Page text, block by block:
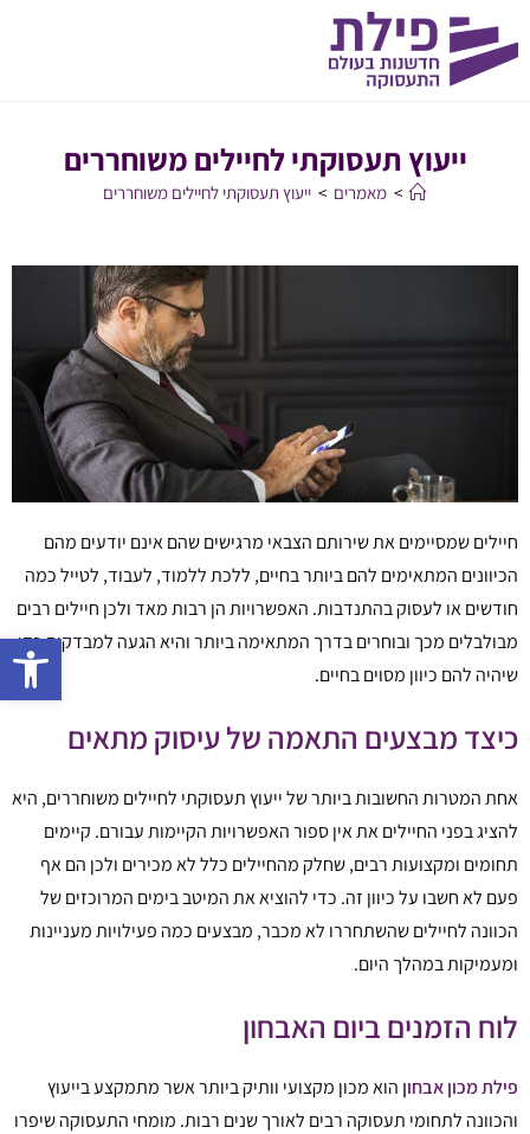
ייעוץ תעסוקתי לחיילים משוחררים
> מאמרים > ייעוץ תעסוקתי לחיילים משוחררים
חיילים שמסיימים את שירותם הצבאי מרגישים שהם אינם יודעים מהם
הכיוונים המתאימים להם ביותר בחיים, ללכת ללמוד, לעבוד, לטייל כמה
חודשים או לעסוק בהתנדבות. האפשרויות הן רבות מאד ולכן חיילים רבים
מבולבלים מכך ובוחרים בדרך המתאימה ביותר והיא הגעה למבדקים כדי
שיהיה להם כיוון מסוים בחיים.
כיצד מבצעים התאמה של עיסוק מתאים
אחת המטרות החשובות ביותר של ייעוץ תעסוקתי לחיילים משוחררים, היא
להציג בפני החיילים את אין ספור האפשרויות הקיימות עבורם. קיימים
תחומים ומקצועות רבים, שחלק מהחיילים כלל לא מכירים ולכן הם אף
פעם לא חשבו על כיוון זה. כדי להוציא את המיטב בימים המרוכזים של
הכוונה לחיילים שהשתחררו לא מכבר, מבצעים כמה פעילויות מעניינות
ומעמיקות במהלך היום.
לוח הזמנים ביום האבחון
פילת מכון אבחון הוא מכון מקצועי וותיק ביותר אשר מתמקצע בייעוץ
והכוונה לתחומי תעסוקה רבים לאורך שנים רבות. מומחי התעסוקה שיפרו